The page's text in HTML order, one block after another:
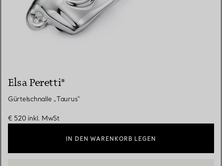
Elsa Peretti®
Gürtelschnalle „Taurus“
€ 520 inkl. MwSt
IN DEN WARENKORB LEGEN